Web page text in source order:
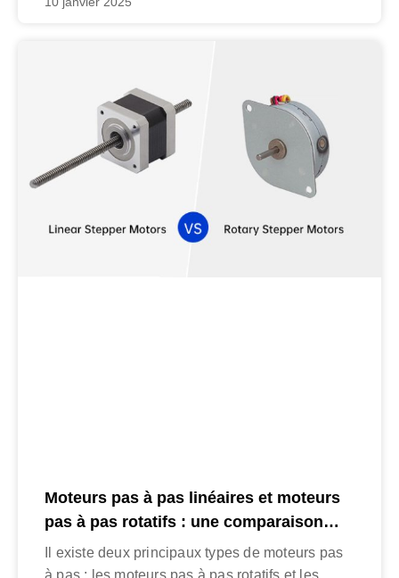
Moteurs pas à pas linéaires et moteurs
pas à pas rotatifs : une comparaison
complète
Il existe deux principaux types de moteurs pas